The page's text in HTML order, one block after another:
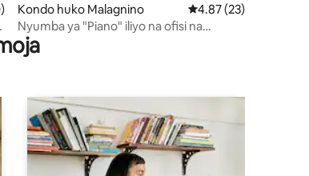
wastani wa 4.91 kati ya 5, tathmini 80
Kondo huko Malagnino Ukadiriaji wa wastani
4.87 (23)
Nyumba ya "Piano" iliyo na ofisi na
mihimili iliyo wazi